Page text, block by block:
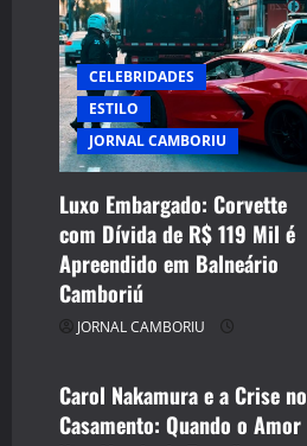
CELEBRIDADES
ESTILO
JORNAL CAMBORIU
Luxo Embargado: Corvette
com Dívida de R$ 119 Mil é
Apreendido em Balneário
Camboriú
JORNAL CAMBORIU
CELEBRIDADES
CINEMA TEATRO TV INTERNET
ENTRETENIMENTO
JORNAL CAMBORIU
Carol Nakamura e a Crise no
Casamento: Quando o Amor